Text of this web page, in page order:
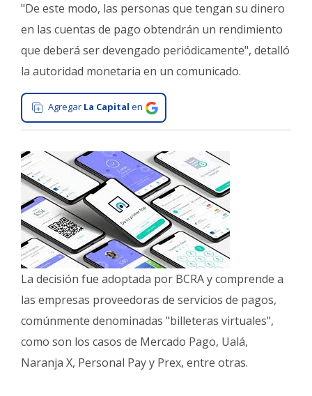
Tecnología
Gastronomía
Salud
Interés
General
Ciudad
Deportes
Arte
y
Espectáculos
Policiales
Cartelera
Fotos
Familia
"De este modo, las personas que tengan su dinero
en las cuentas de pago obtendrán un rendimiento
que deberá ser devengado periódicamente", detalló
la autoridad monetaria en un comunicado.
Agregar La Capital en
La decisión fue adoptada por BCRA y comprende a
las empresas proveedoras de servicios de pagos,
comúnmente denominadas "billeteras virtuales",
como son los casos de Mercado Pago, Ualá,
Naranja X, Personal Pay y Prex, entre otras.